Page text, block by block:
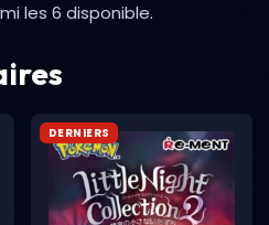
les 6 disponible.
DERNIERS